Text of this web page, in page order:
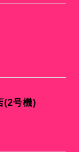
(2号機)